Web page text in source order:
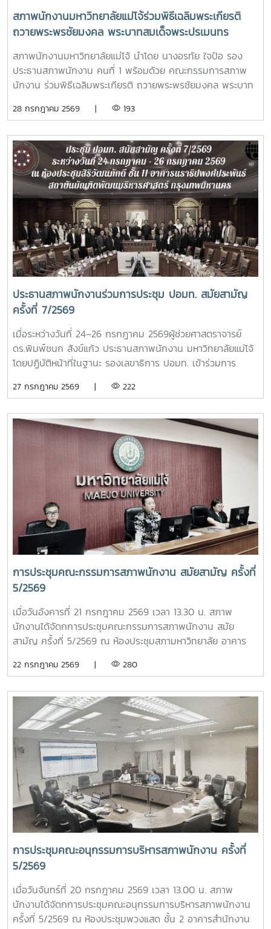
สภาพนักงานมหาวิทยาลัยแม่โจ้ร่วมพิธีเฉลิมพระเกียรติ
ถวายพระพรชัยมงคล พระบาทสมเด็จพระปรเมนทร
รามาธิบดีศรีสินทร มหาวชิราลงกรณ พระวชิรเกล้าเจ้าอยู่
หัว เนื่องในโอกาสมหามงคลเฉลิมพระชนมพรรษา 28
กรกฎาคม 2568
สภาพนักงานมหาวิทยาลัยแม่โจ้ นำโดย นางอรทัย ใจป้อ รอง
ประธานสภาพนักงาน คนที่ 1 พร้อมด้วย คณะกรรมการสภาพ
นักงาน ร่วมพิธีเฉลิมพระเกียรติ ถวายพระพรชัยมงคล พระบาท
วชิรเกล้าเจ้าอยู่หัว เนื่องในโอกาสมหามงคลเฉลิมพระชนมพรรษา
มา อธิการบดีมหาวิทยาลัยแม่โจ้ เป็นประธานใน มีพิธีถวายสัตย์
ปฏิญาณเพื่อเป็นข้าราชการที่ดีและเป็นพลังของแผ่นดิน พิธีวาง
พานพุ่ม ถวายเครื่องราชสักการะ และพิธีจุดเทียนถวายพระพร
ชัยมงคลซึ่งแสดงถึงความจงรักภักดีต่อสถาบันพระมหากษัตริย์
โดยมีผู้บริหาร คณาจารย์ หัวหน้าส่วนงาน ข้าราชการ บุคลากร ผู้
แทนศิษย์เก่าแม่โจ้ และนักศึกษารวมถึงหน่วยงานปกครองส่วน
ท้องถิ่น ร่วมเข้าพิธี ณ อาคารแผ่พืชน์มหาวิทยาลัยแม่โจ้
28 กรกฎาคม 2569 | 193
ประธานสภาพนักงานร่วมการประชุม ปอมท. สมัยสามัญ
ครั้งที่ 7/2569
เมื่อระหว่างวันที่ 24–26 กรกฎาคม 2569ผู้ช่วยศาสตราจารย์
ดร.พิมพ์ชนก สังข์แก้ว ประธานสภาพนักงาน มหาวิทยาลัยแม่โจ้
โดยปฏิบัติหน้าที่ในฐานะ รองเลขาธิการ ปอมท. เข้าร่วมการ
พัฒนบริหารศาสตร์ (NIDA) กรุงเทพมหานคร โดยมีผู้แทนจาก
ทิศทางการดำเนินงานของ ปอมท. และแลกเปลี่ยนความคิดเห็นใน
ประเด็นสำคัญด้านการอุดมศึกษา การประชุมครั้งนี้ได้ติดตาม
ความก้าวหน้าการเตรียมจัดประชุมวิชาการ ปอมท. ประจำปี 2569
การจัดทำวารสารวิชาการ ปอมท. (JCUFST) การยกร่างข้อบังคับ
สมาคม ปอมท. ตลอดจนโครงการเสวนา Dinner Talk ร่วมกับ
อาจารย์ดีเด่นแห่งชาติ เพื่อส่งเสริมการแลกเปลี่ยนองค์ความรู้และ
การพัฒนาวิชาชีพอาจารย์ในระดับประเทศนอกจากนี้ ที่ประชุมยัง
ได้พิจารณาความก้าวหน้าการคัดเลือกอาจารย์ดีเด่นแห่งชาติ
ประจำปี พ.ศ. 2569 พร้อมกำหนดแนวทางและกรอบการดำเนิน
งานในรอบสัมภาษณ์ รวมถึงพิจารณาแนวปฏิบัติในการคัดเลือก
เพื่อให้กระบวนการดำเนินงานมีความโปร่งใส เป็นธรรม และมี
มาตรฐานยิ่งขึ้นอีกหนึ่งประเด็นสำคัญ คือ การกำหนดเจ้าภาพ
การประชุม ปอมท. ตลอดปี 2569 และปี 2570 รวมทั้งการ
พิจารณารับ สถาบันพระบรมราชชนก เข้าเป็นสมาชิกใหม่ของ
ปอมท. ซึ่งสะท้อนถึงการขยายเครือข่ายความร่วมมือด้านการ
อุดมศึกษาของประเทศอย่างต่อเนื่องภายหลังการประชุม สมาชิก
ตกเป็นเหยื่อของอาชญากรรมไซเบอร์” และ “การวางแผน
เพื่อเสริมสร้างความรู้และทักษะที่เป็นประโยชน์ต่อการปฏิบัติงาน
และการดำเนินชีวิตของบุคลากรในสถาบันอุดมศึกษา ภาพ/ข่าว
: ที่ประชุมประธานสภาอาจารย์มหาวิทยาลัยแห่งประเทศไทย -
ปอมท.
27 กรกฎาคม 2569 | 222
การประชุมคณะกรรมการสภาพนักงาน สมัยสามัญ ครั้งที่
5/2569
เมื่อวันอังคารที่ 21 กรกฎาคม 2569 เวลา 13.30 น. สภาพ
นักงานได้จัดกการประชุมคณะกรรมการสภาพนักงาน สมัย
สามัญ ครั้งที่ 5/2569 ณ ห้องประชุมสภามหาวิทยาลัย อาคาร
โครงการขับเคลื่อนจริยธรรมของบุคลากรมหาวิทยาลัย ประจำปี
การปรับปรุงข้อบังคับ และระเบียบของมหาวิทยาลัย- ข้อเสนอแนะ
เรื่อง ปัญหารถไฟฟ้าไม่เพียงพอต่อการให้บริการ- ข้อเสนอแนะ
เรื่อง ปัญหามิจฉาชีพหลอกโอนเงินจองหอพักนักศึกษา- ข้อมูล
รายรับของกองทุนเงินชดเชยข้อมูลเงินเดือนของบุคลากร
มหาวิทยาลัย ผลกระทบที่กับพนักงานมหาวิทยาลัยกรณีควบรวม
หน่วยงาน- กรณีศึกษาเบี้ยประกันชีวิต >ระบบเลือกตั้งกรรมการ
สภาพนักงาน มหาวิทยาลัยแม่โจ้ แบบออนไลน์
22 กรกฎาคม 2569 | 280
การประชุมคณะอนุกรรมการบริหารสภาพนักงาน ครั้งที่
5/2569
เมื่อวันจันทร์ที่ 20 กรกฎาคม 2569 เวลา 13.00 น. สภาพ
นักงานได้จัดกการประชุมคณะอนุกรรมการบริหารสภาพนักงาน
ครั้งที่ 5/2569 ณ ห้องประชุมพวงแสด ชั้น 2 อาคารสำนักงาน